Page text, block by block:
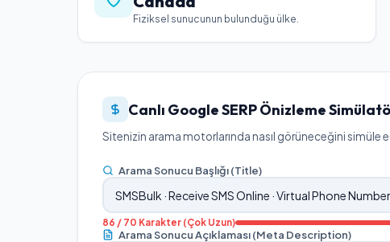
Fiziksel sunucunun bulunduğu ülke.
Canlı Google SERP Önizleme
Sitenizin arama motorlarında nasıl görüneceğini simüle
Arama Sonucu Başlığı (Title)
86 / 70 Karakter (Çok Uzun)
Arama Sonucu Açıklaması (Meta Description)